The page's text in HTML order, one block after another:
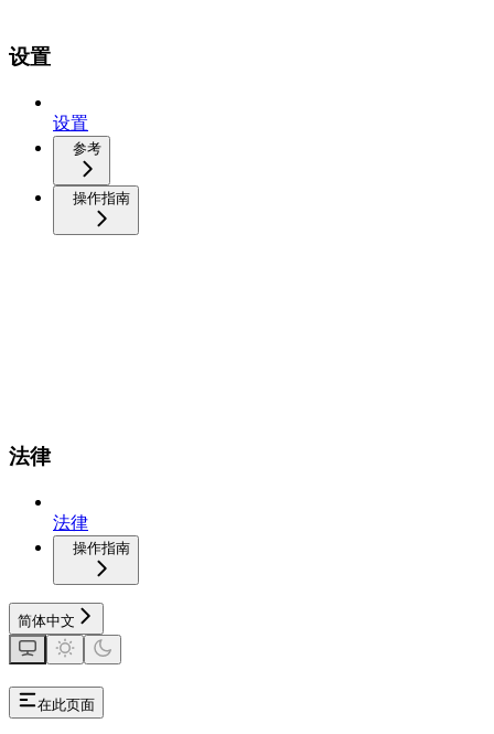
设置
设置
参考
操作指南
法律
法律
操作指南
简体中文
在此页面